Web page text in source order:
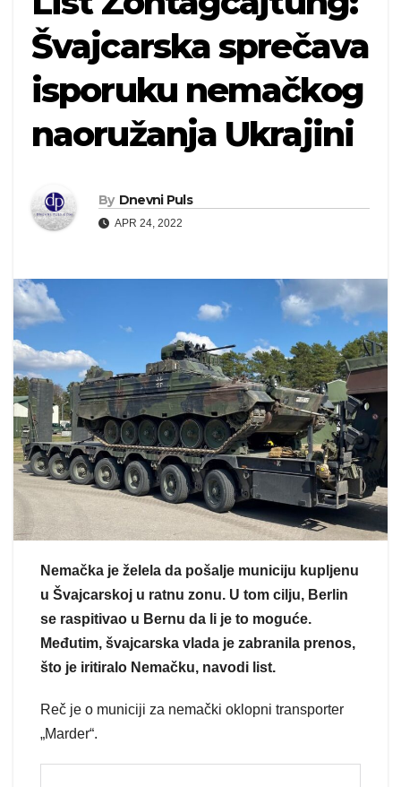
Švajcarska sprečava
isporuku nemačkog
naoružanja Ukrajini
By Dnevni Puls
APR 24, 2022
Nemačka je želela da pošalje municiju kupljenu
u Švajcarskoj u ratnu zonu. U tom cilju, Berlin
se raspitivao u Bernu da li je to moguće.
Međutim, švajcarska vlada je zabranila prenos,
što je iritiralo Nemačku, navodi list.
Reč je o municiji za nemački oklopni transporter
„Marder“.